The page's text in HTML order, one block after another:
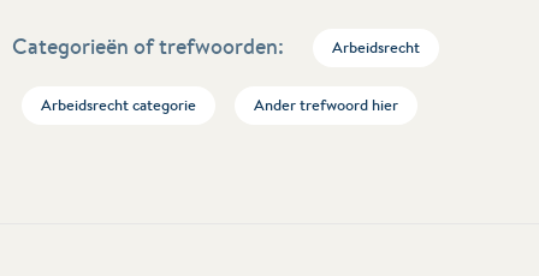
Categorieën of trefwoorden: Arbeidsrecht
Arbeidsrecht categorie Ander trefwoord hier